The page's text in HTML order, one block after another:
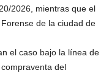
2026, mientras que el
de la ciudad de
el caso bajo la línea de
del